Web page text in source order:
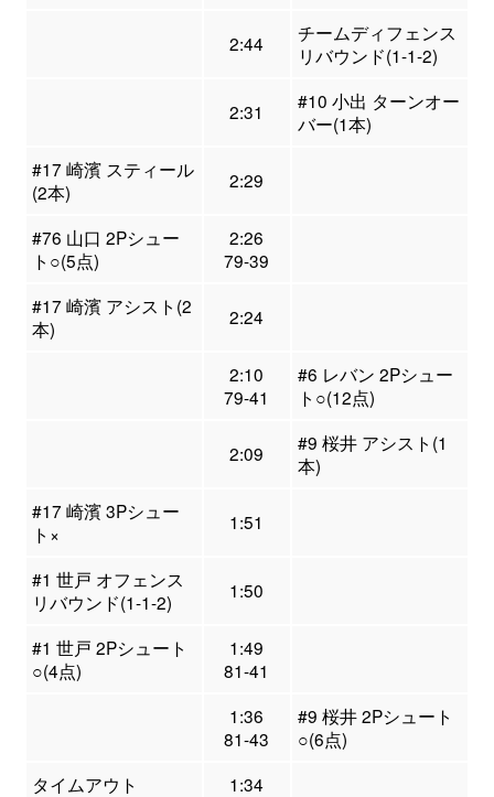
2:44
チームディフェンス
リバウンド(1-1-2)
2:31
#10 小出 ターンオー
バー(1本)
#17 崎濱 スティール
(2本)
2:29
#76 山口 2Pシュー
ト○(5点)
2:26
79-39
#17 崎濱 アシスト(2
本)
2:24
2:10
79-41
#6 レバン 2Pシュー
ト○(12点)
2:09
#9 桜井 アシスト(1
本)
#17 崎濱 3Pシュー
ト×
1:51
#1 世戸 オフェンス
リバウンド(1-1-2)
1:50
#1 世戸 2Pシュート
○(4点)
1:49
81-41
1:36
81-43
#9 桜井 2Pシュート
○(6点)
タイムアウト
1:34